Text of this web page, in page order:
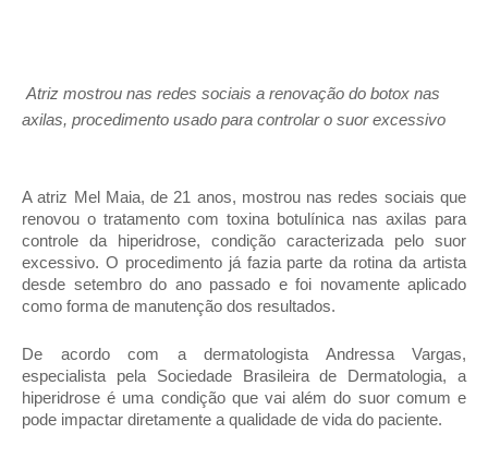
Atriz mostrou nas redes sociais a renovação do botox nas
axilas, procedimento usado para controlar o suor excessivo
A atriz Mel Maia, de 21 anos, mostrou nas redes sociais que
renovou o tratamento com toxina botulínica nas axilas para
controle da hiperidrose, condição caracterizada pelo suor
excessivo. O procedimento já fazia parte da rotina da artista
desde setembro do ano passado e foi novamente aplicado
como forma de manutenção dos resultados.
De acordo com a dermatologista Andressa Vargas,
especialista pela Sociedade Brasileira de Dermatologia, a
hiperidrose é uma condição que vai além do suor comum e
pode impactar diretamente a qualidade de vida do paciente.